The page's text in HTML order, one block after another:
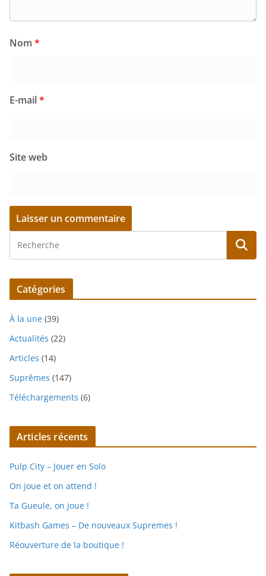
Nom *
E-mail*
Site web
Catégories
À la une (39)
Actualités (22)
Articles (14)
Suprêmes (147)
Téléchargements (6)
Articles récents
Pulp City – Jouer en Solo
On joue et on attend !
Ta Gueule, on joue !
Kitbash Games – De nouveaux Supremes !
Réouverture de la boutique !